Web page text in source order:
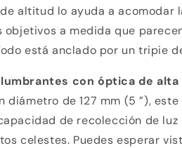
altitud lo ayuda a acomodar
objetivos a medida que
está anclado por un tripie
con óptica de alta
diámetro de 127 mm (5 ”),
de recolección de
celestes. Puedes esperar